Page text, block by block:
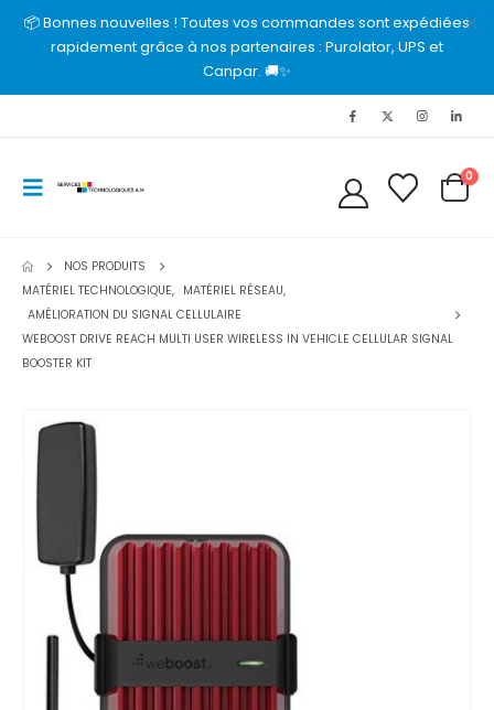
📦 Bonnes nouvelles ! Toutes vos commandes sont expédiées
rapidement grâce à nos partenaires : Purolator, UPS et
Canpar. 🚚✨
0
NOS PRODUITS
MATÉRIEL TECHNOLOGIQUE, MATÉRIEL RÉSEAU,
AMÉLIORATION DU SIGNAL CELLULAIRE
WEBOOST DRIVE REACH MULTI USER WIRELESS IN VEHICLE CELLULAR SIGNAL
BOOSTER KIT